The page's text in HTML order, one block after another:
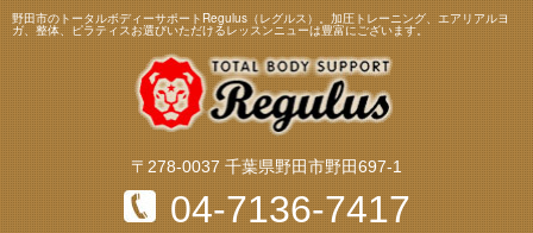
野田市のトータルボディーサポートRegulus（レグルス）。加圧トレーニング、エアリアルヨ
ガ、整体、ピラティスお選びいただけるレッスンニューは豊富にございます。
〒278-0037 千葉県野田市野田697-1
04-7136-7417